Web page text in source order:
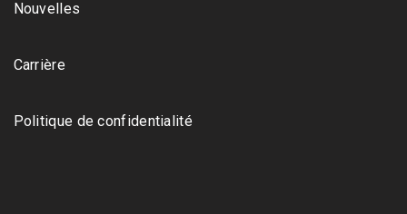
Nouvelles
Carrière
Politique de confidentialité